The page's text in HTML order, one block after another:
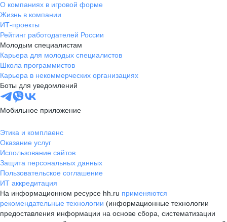
О компаниях в игровой форме
Жизнь в компании
ИТ-проекты
Рейтинг работодателей России
Молодым специалистам
Карьера для молодых специалистов
Школа программистов
Карьера в некоммерческих организациях
Боты для уведомлений
Мобильное приложение
Этика и комплаенс
Оказание услуг
Использование сайтов
Защита персональных данных
Пользовательское соглашение
ИТ аккредитация
На информационном ресурсе hh.ru применяются
рекомендательные технологии (информационные технологии
предоставления информации на основе сбора, систематизации